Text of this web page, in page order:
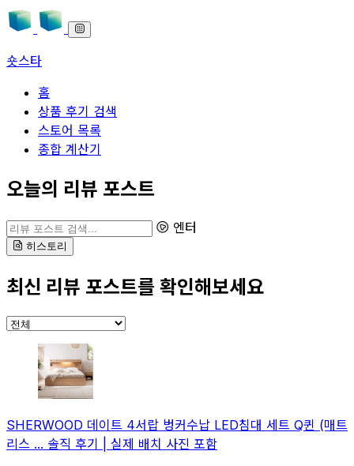
숏스타
홈
상품 후기 검색
스토어 목록
종합 계산기
본문으로 바로가기
오늘의 리뷰 포스트
리뷰 포스트 검색 엔터
히스토리
최신 리뷰 포스트를 확인해보세요
카테고리 선택
SHERWOOD 데이트 4서랍 벙커수납 LED침대 세트 Q퀸 (매트
리스 ... 솔직 후기 | 실제 배치 사진 포함